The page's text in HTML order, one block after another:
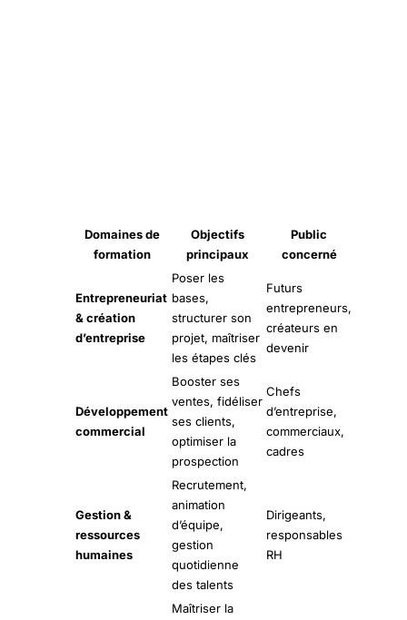
Domaines de
formation
Objectifs
principaux
Public
concerné
Entrepreneuriat
& création
d’entreprise
Poser les
bases,
structurer son
projet, maîtriser
les étapes clés
Futurs
entrepreneurs,
créateurs en
devenir
Développement
commercial
Booster ses
ventes, fidéliser
ses clients,
optimiser la
prospection
Chefs
d’entreprise,
commerciaux,
cadres
Gestion &
ressources
humaines
Recrutement,
animation
d’équipe,
gestion
quotidienne
des talents
Dirigeants,
responsables
RH
Maîtriser la